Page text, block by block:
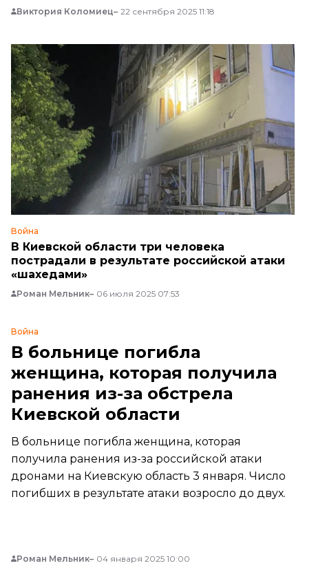
Виктория Коломиец 22 сентября 2025 11:18
Война
В Киевской области три человека
пострадали в результате российской атаки
«шахедами»
Роман Мельник 06 июля 2025 07:53
Война
В больнице погибла
женщина, которая получила
ранения из-за обстрела
Киевской области
В больнице погибла женщина, которая
получила ранения из-за российской атаки
дронами на Киевскую область 3 января. Число
погибших в результате атаки возросло до двух.
Роман Мельник 04 января 2025 10:00